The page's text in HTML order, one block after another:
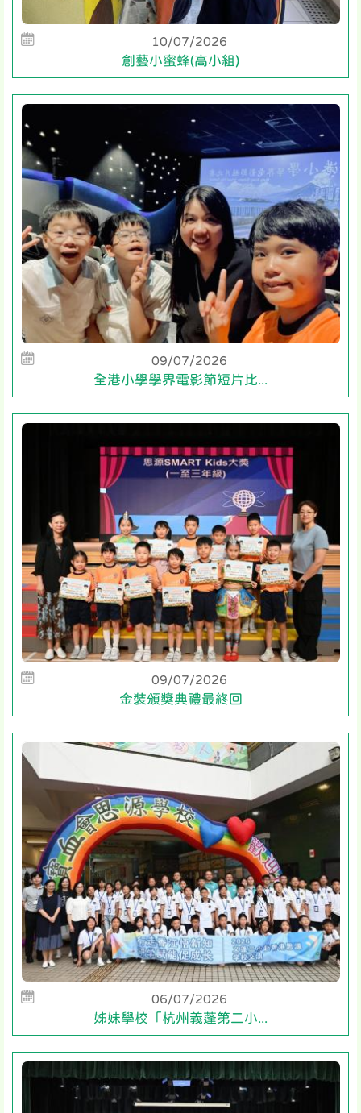
10/07/2026
創藝小蜜蜂(高小組)
09/07/2026
全港小學學界電影節短片比...
09/07/2026
金裝頒獎典禮最終回
06/07/2026
姊妹學校「杭州義蓬第二小...